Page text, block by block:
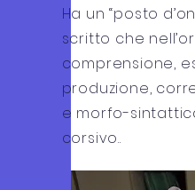
Ha un “posto
scritto che
comprensione,
produzione,
e morfo-
corsivo..